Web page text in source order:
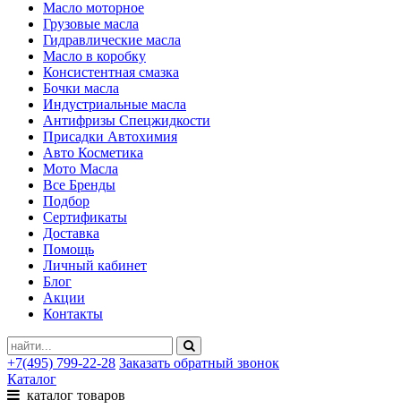
Масло моторное
Грузовые масла
Гидравлические масла
Масло в коробку
Консистентная смазка
Бочки масла
Индустриальные масла
Антифризы Спецжидкости
Присадки Автохимия
Авто Косметика
Мото Масла
Все Бренды
Подбор
Сертификаты
Доставка
Помощь
Личный кабинет
Блог
Акции
Контакты
+7(495) 799-22-28 Заказать обратный звонок
Каталог
каталог товаров